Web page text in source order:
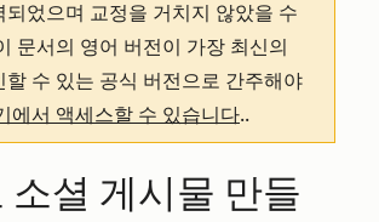
되었으며 교정을 거치지 않았을 수
문서의 영어 버전이 가장 최신의
할 수 있는 공식 버전으로 간주해야
에서 액세스할 수 있습니다..
소셜 게시물 만들